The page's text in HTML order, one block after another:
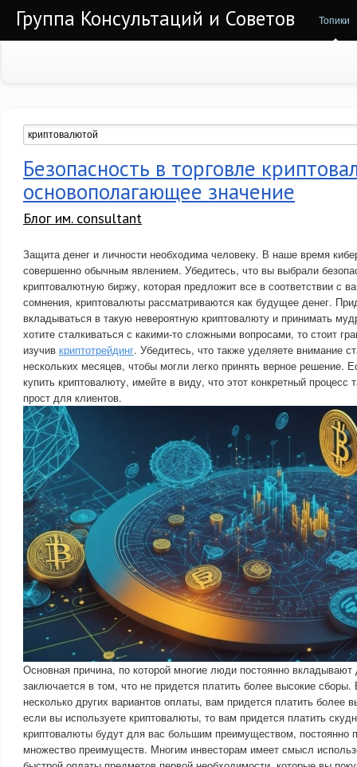
Группа Консультаций и Советов Топики
Безопасность в торговле
основополагающее значение
Блог им. consultant
Защита денег и личности необходима человеку. В наше время
совершенно обычным явлением. Убедитесь, что вы выбрали
криптовалютную биржу, которая предложит все в соответствии с
сомнения, криптовалюты рассматриваются как будущее денег.
вкладываться в такую невероятную криптовалюту и принимать
хотите сталкиваться с какими-то сложными вопросами, то стоит
изучив криптотрейдинг. Убедитесь, что также уделяете внимание
нескольких месяцев, чтобы могли легко принять верное решение.
купить криптовалюту, имейте в виду, что этот конкретный процесс
прост для клиентов.
Основная причина, по которой многие люди постоянно вкладывают
заключается в том, что не придется платить более высокие сборы.
несколько других вариантов оплаты, вам придется платить более
если вы используете криптовалюты, то вам придется платить
криптовалюты будут для вас большим преимуществом, постоянно
множество преимуществ. Многим инвесторам имеет смысл